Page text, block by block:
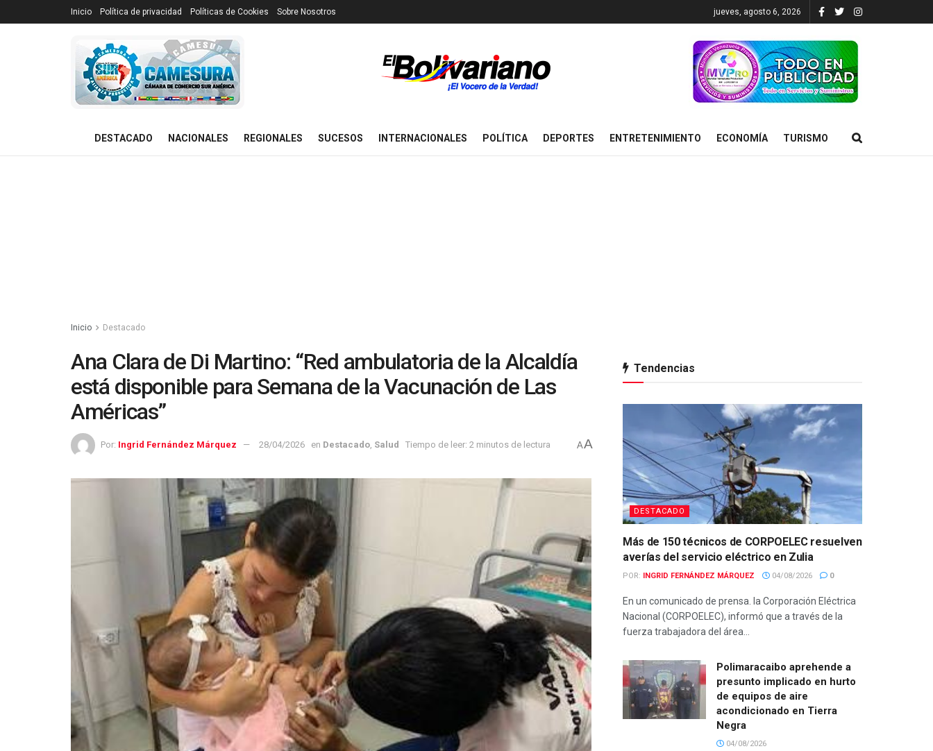
Inicio Política de privacidad Políticas de Cookies Sobre Nosotros jueves, agosto 6, 2026
DESTACADO NACIONALES REGIONALES SUCESOS INTERNACIONALES POLÍTICA DEPORTES ENTRETENIMIENTO ECONOMÍA TURISMO
Inicio Destacado
Ana Clara de Di Martino: “Red ambulatoria de la Alcaldía
está disponible para Semana de la Vacunación de Las
Américas”
Por: Ingrid Fernández Márquez 28/04/2026 en Destacado Salud Tiempo de leer: 2 minutos de lectura AA
Tendencias
DESTACADO
Más de 150 técnicos de CORPOELEC resuelven
averías del servicio eléctrico en Zulia
POR: INGRID FERNÁNDEZ MÁRQUEZ 04/08/2026 0
En un comunicado de prensa. la Corporación Eléctrica
Nacional (CORPOELEC), informó que a través de la
fuerza trabajadora del área...
Polimaracaibo aprehende a
presunto implicado en hurto
de equipos de aire
acondicionado en Tierra
Negra
04/08/2026